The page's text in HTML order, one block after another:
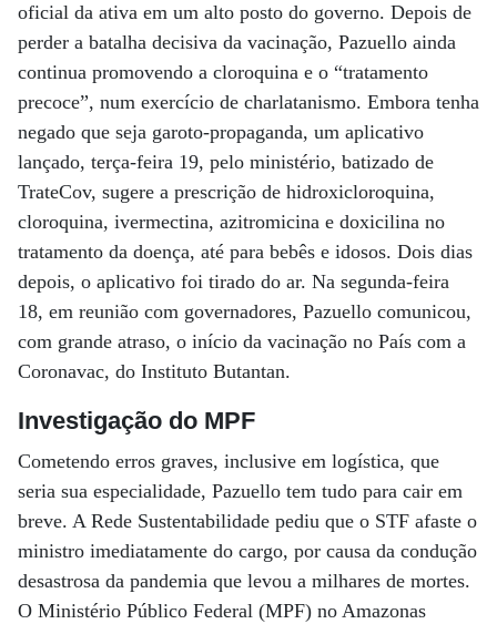
oficial da ativa em um alto posto do governo. Depois de
perder a batalha decisiva da vacinação, Pazuello ainda
continua promovendo a cloroquina e o “tratamento
precoce”, num exercício de charlatanismo. Embora tenha
negado que seja garoto-propaganda, um aplicativo
lançado, terça-feira 19, pelo ministério, batizado de
TrateCov, sugere a prescrição de hidroxicloroquina,
cloroquina, ivermectina, azitromicina e doxicilina no
tratamento da doença, até para bebês e idosos. Dois dias
depois, o aplicativo foi tirado do ar. Na segunda-feira
18, em reunião com governadores, Pazuello comunicou,
com grande atraso, o início da vacinação no País com a
Coronavac, do Instituto Butantan.
Investigação do MPF
Cometendo erros graves, inclusive em logística, que
seria sua especialidade, Pazuello tem tudo para cair em
breve. A Rede Sustentabilidade pediu que o STF afaste o
ministro imediatamente do cargo, por causa da condução
desastrosa da pandemia que levou a milhares de mortes.
O Ministério Público Federal (MPF) no Amazonas